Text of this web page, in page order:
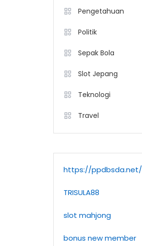
Pengetahuan
Politik
Sepak Bola
Slot Jepang
Teknologi
Travel
https://ppdbsda.net/
TRISULA88
slot mahjong
bonus new member